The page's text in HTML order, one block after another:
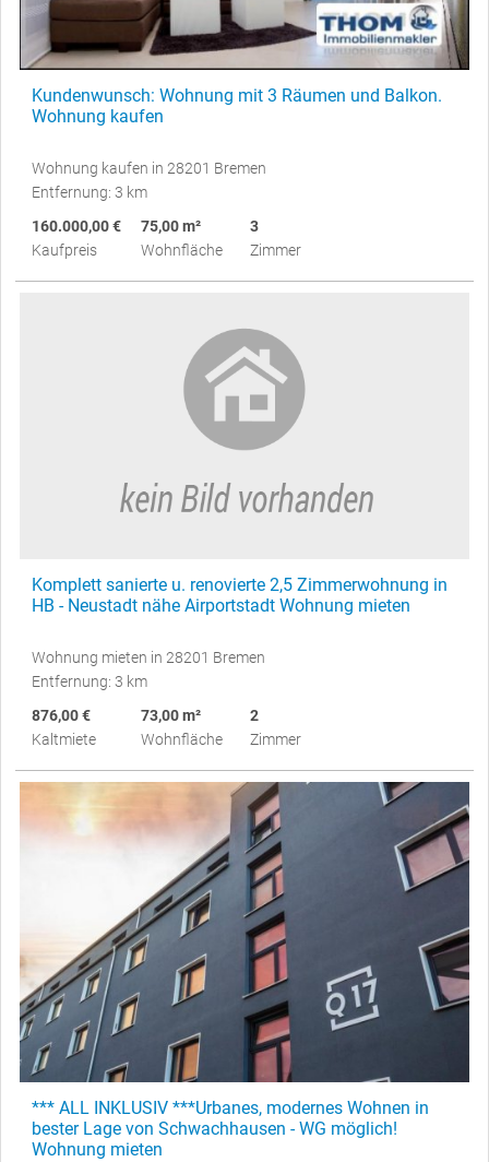
Kundenwunsch: Wohnung mit 3 Räumen und Balkon.
Wohnung kaufen
Wohnung kaufen in 28201 Bremen
Entfernung: 3 km
160.000,00 €
Kaufpreis
75,00 m²
Wohnfläche
3
Zimmer
Komplett sanierte u. renovierte 2,5 Zimmerwohnung in
HB - Neustadt nähe Airportstadt Wohnung mieten
Wohnung mieten in 28201 Bremen
Entfernung: 3 km
876,00 €
Kaltmiete
73,00 m²
Wohnfläche
2
Zimmer
*** ALL INKLUSIV ***Urbanes, modernes Wohnen in
bester Lage von Schwachhausen - WG möglich!
Wohnung mieten